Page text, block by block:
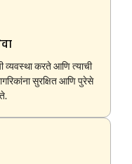
व्यवस्था करते आणि त्याची
सुरक्षित आणि पुरेसे